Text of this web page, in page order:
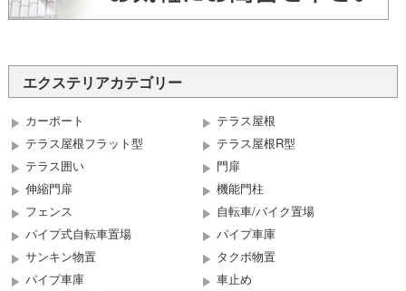
エクステリアカテゴリー
カーポート
テラス屋根
テラス屋根フラット型
テラス屋根R型
テラス囲い
門扉
伸縮門扉
機能門柱
フェンス
自転車/バイク置場
パイプ式自転車置場
パイプ車庫
サンキン物置
タクボ物置
パイプ車庫
車止め